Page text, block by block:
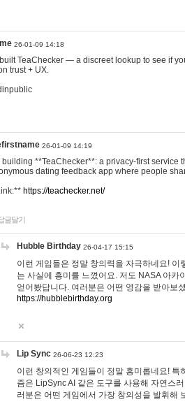
26-01-09 14:18
TeaChecker — a discreet lookup to see if
trust + UX.
26-01-09 14:19
building **TeaChecker**: a privacy-first
dating feedback app where people
https://teachecker.net/
글달기
Hubble Birthday 26-04-17 15:15
이런 게임들은 정말 창의력을 자극하네요!
는 사실에 흥미를 느꼈어요. 저도 NASA 아
얻어봤답니다. 여러분은 어떤 영감을 받아보
https://hubblebirthday.org
Lip Sync 26-06-23 12:23
이런 창의적인 게임들이 정말 흥미롭네요!
즘은 LipSync AI 같은 도구를 사용해 자연스
러분은 어떤 게임에서 가장 창의성을 발휘해